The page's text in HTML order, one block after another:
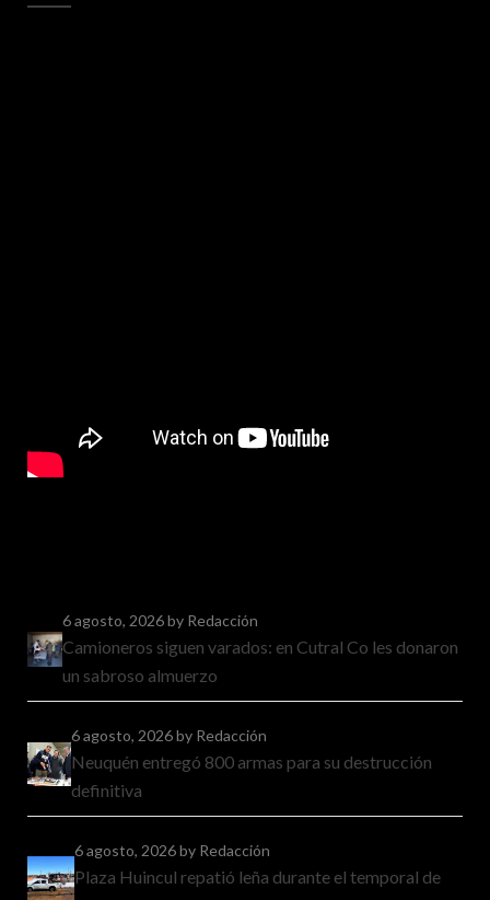
6 agosto, 2026by Redacción
Camioneros siguen varados: en Cutral Co les donaron
un sabroso almuerzo
6 agosto, 2026by Redacción
Neuquén entregó 800 armas para su destrucción
definitiva
6 agosto, 2026by Redacción
Plaza Huincul repatió leña durante el temporal de